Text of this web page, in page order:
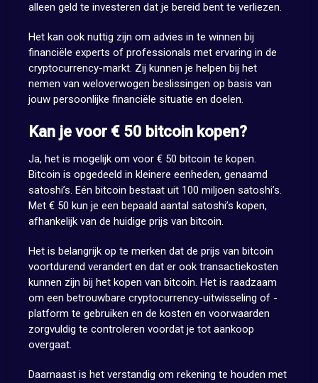
alleen geld te investeren dat je bereid bent te verliezen.
Het kan ook nuttig zijn om advies in te winnen bij
financiële experts of professionals met ervaring in de
cryptocurrency-markt. Zij kunnen je helpen bij het
nemen van weloverwogen beslissingen op basis van
jouw persoonlijke financiële situatie en doelen.
Kan je voor € 50 bitcoin kopen?
Ja, het is mogelijk om voor € 50 bitcoin te kopen.
Bitcoin is opgedeeld in kleinere eenheden, genaamd
satoshi’s. Eén bitcoin bestaat uit 100 miljoen satoshi’s.
Met € 50 kun je een bepaald aantal satoshi’s kopen,
afhankelijk van de huidige prijs van bitcoin.
Het is belangrijk op te merken dat de prijs van bitcoin
voortdurend verandert en dat er ook transactiekosten
kunnen zijn bij het kopen van bitcoin. Het is raadzaam
om een betrouwbare cryptocurrency-uitwisseling of -
platform te gebruiken en de kosten en voorwaarden
zorgvuldig te controleren voordat je tot aankoop
overgaat.
Daarnaast is het verstandig om rekening te houden met